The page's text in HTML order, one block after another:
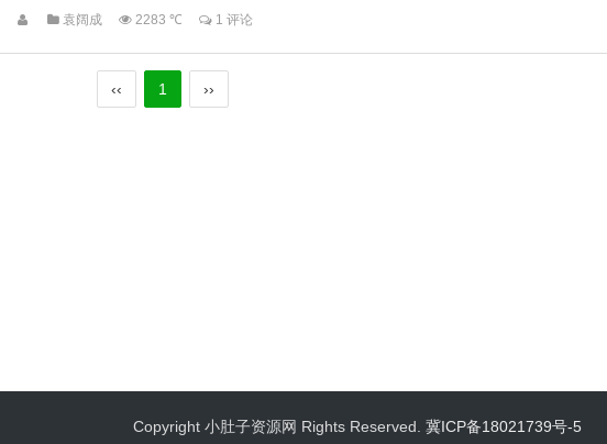
袁阔成 2283 ℃ 1 评论
‹‹ 1 ››
Copyright 小肚子资源网 Rights Reserved. 冀ICP备18021739号-5